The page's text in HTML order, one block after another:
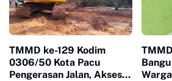
TMMD ke-129 Kodim
0306/50 Kota Pacu
Pengerasan Jalan, Akses